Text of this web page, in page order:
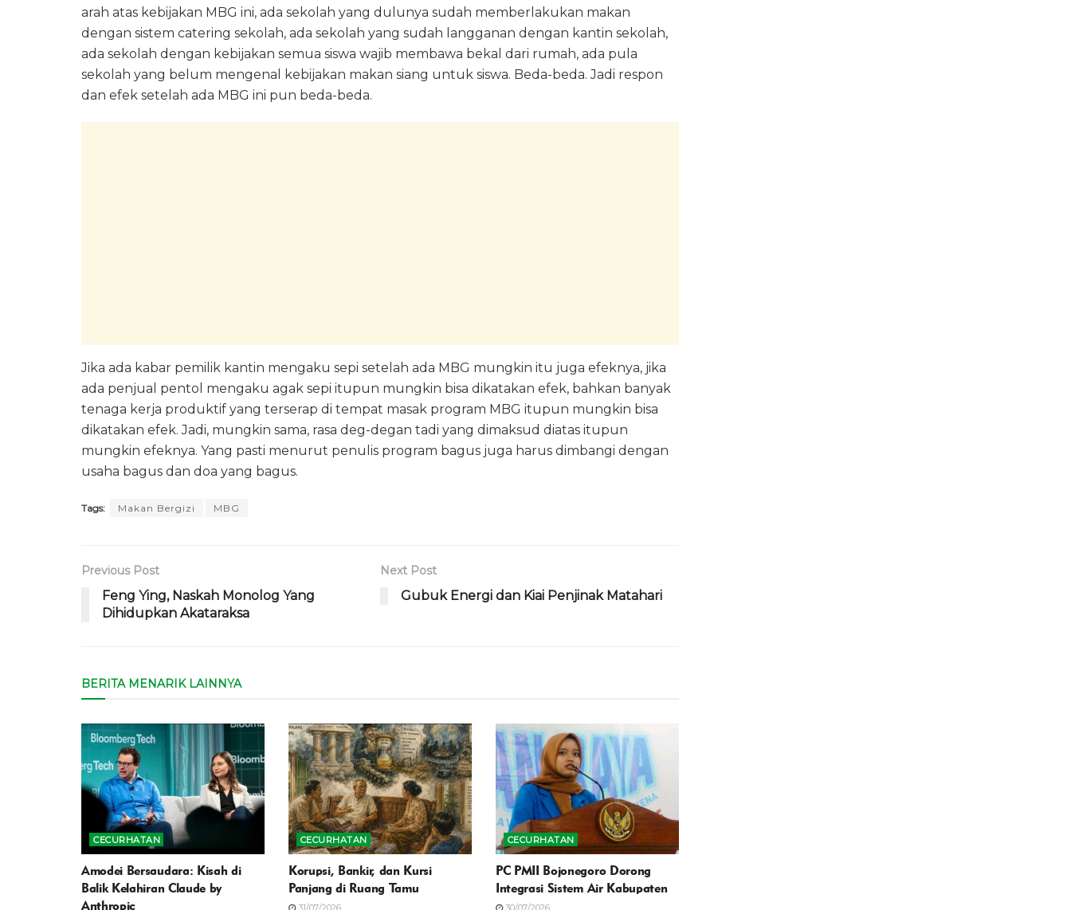
arah atas kebijakan MBG ini, ada sekolah yang dulunya sudah memberlakukan makan
dengan sistem catering sekolah, ada sekolah yang sudah langganan dengan kantin sekolah,
ada sekolah dengan kebijakan semua siswa wajib membawa bekal dari rumah, ada pula
sekolah yang belum mengenal kebijakan makan siang untuk siswa. Beda-beda. Jadi respon
dan efek setelah ada MBG ini pun beda-beda.
Jika ada kabar pemilik kantin mengaku sepi setelah ada MBG mungkin itu juga efeknya, jika
ada penjual pentol mengaku agak sepi itupun mungkin bisa dikatakan efek, bahkan banyak
tenaga kerja produktif yang terserap di tempat masak program MBG itupun mungkin bisa
dikatakan efek. Jadi, mungkin sama, rasa deg-degan tadi yang dimaksud diatas itupun
mungkin efeknya. Yang pasti menurut penulis program bagus juga harus dimbangi dengan
usaha bagus dan doa yang bagus.
Tags: Makan Bergizi MBG
Previous Post
Feng Ying, Naskah Monolog Yang
Dihidupkan Akataraksa
Next Post
Gubuk Energi dan Kiai Penjinak Matahari
BERITA MENARIK LAINNYA
CECURHATAN
Amodei Bersaudara: Kisah di
Balik Kelahiran Claude by
Anthropic
CECURHATAN
Korupsi, Bankir, dan Kursi
Panjang di Ruang Tamu
31/07/2026
CECURHATAN
PC PMII Bojonegoro Dorong
Integrasi Sistem Air Kabupaten
30/07/2026